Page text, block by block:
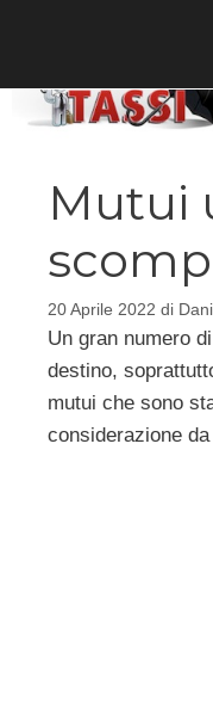
Mutui
20 Aprile 2022 di
Un gran numero
destino,
mutui che sono
considerazione